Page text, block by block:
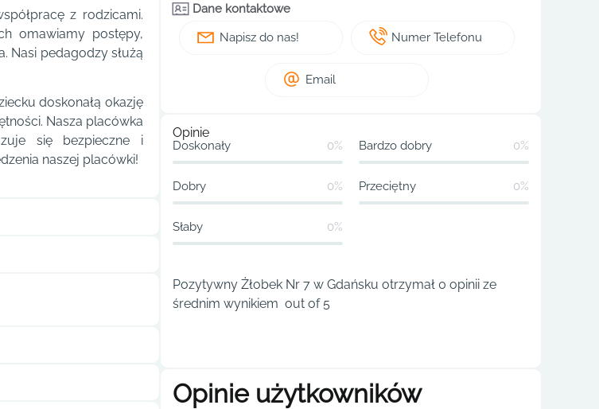
z rodzicami.
omawiamy postępy,
Nasi pedagodzy służą
doskonałą okazję
Nasza placówka
się bezpieczne i
naszej placówki!
Dane kontaktowe
Napisz do nas!
Numer Telefonu
Email
Opinie
Doskonały 0% Bardzo dobry 0%
Dobry 0% Przeciętny 0%
Słaby 0%
Pozytywny Żłobek Nr 7 w Gdańsku otrzymał 0 opinii ze
średnim wynikiem out of 5
Opinie użytkowników